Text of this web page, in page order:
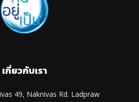
เกี่ยวกับเรา
49, Naknivas Rd. Ladpraw